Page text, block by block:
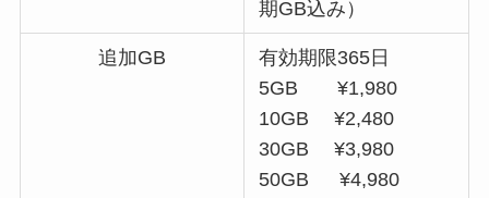
期GB込み）
追加GB
有効期限365日
5GB ¥1,980
10GB ¥2,480
30GB ¥3,980
50GB ¥4,980